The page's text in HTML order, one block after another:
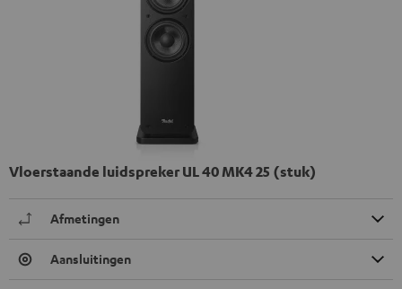
Vloerstaande luidspreker UL 40 MK4 25 (stuk)
Afmetingen
Aansluitingen